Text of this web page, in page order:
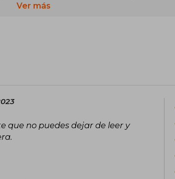
para crear historias intensas y llenas de
Michaelides como una de las voces
Ver más
que no puedes dejar de leer y